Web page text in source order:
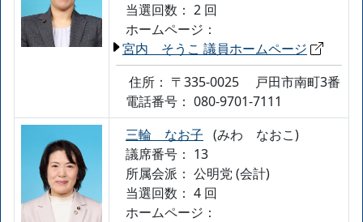
当選回数： 2 回
ホームページ：
宮内 そうこ 議員ホームページ
住所： 〒335-0025
戸田市南町3番
電話番号： 080-9701-7111
三輪 なお子 (みわ なおこ)
議席番号： 13
所属会派： 公明党 (会計)
当選回数： 4 回
ホームページ：